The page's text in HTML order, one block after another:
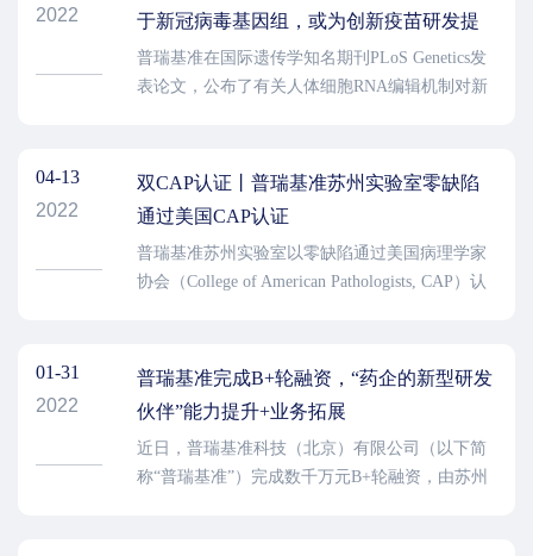
2022
于新冠病毒基因组，或为创新疫苗研发提
供思路
普瑞基准在国际遗传学知名期刊PLoS Genetics发
表论文，公布了有关人体细胞RNA编辑机制对新
SARS-CoV-2 in human host cells”。
04-13
2022
双CAP认证丨普瑞基准苏州实验室零缺陷
通过美国CAP认证
普瑞基准苏州实验室以零缺陷通过美国病理学家
协会（College of American Pathologists, CAP）认
北京、苏州两地双CAP认证实验室布局，能够为
分子检测服务。
01-31
2022
普瑞基准完成B+轮融资，“药企的新型研发
伙伴”能力提升+业务拓展
近日，普瑞基准科技（北京）有限公司（以下简
称“普瑞基准”）完成数千万元B+轮融资，由苏州